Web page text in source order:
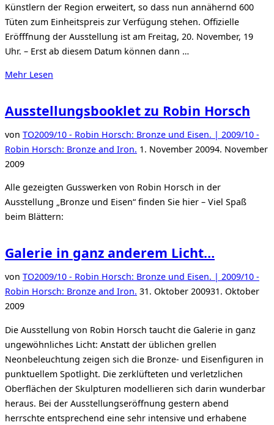
Künstlern der Region erweitert, so dass nun annähernd 600
Tüten zum Einheitspreis zur Verfügung stehen. Offizielle
Eröfffnung der Ausstellung ist am Freitag, 20. November, 19
Uhr. – Erst ab diesem Datum können dann …
Mehr über
09/09
online
gestartet“
Lesen
Ausstellungsbooklet zu Robin Horsch
von TO2009/10 - Robin Horsch: Bronze und Eisen. | 2009/10 -
Robin Horsch: Bronze and Iron. Veröffentlicht
1. November 20094. November
2009
Alle gezeigten Gusswerken von Robin Horsch in der
Ausstellung „Bronze und Eisen“ finden Sie hier – Viel Spaß
beim Blättern:
Galerie in ganz anderem Licht…
von TO2009/10 - Robin Horsch: Bronze und Eisen. | 2009/10 -
Robin Horsch: Bronze and Iron. Veröffentlicht
31. Oktober 200931. Oktober
2009
Die Ausstellung von Robin Horsch taucht die Galerie in ganz
ungewöhnliches Licht: Anstatt der üblichen grellen
Neonbeleuchtung zeigen sich die Bronze- und Eisenfiguren in
punktuellem Spotlight. Die zerklüfteten und verletzlichen
Oberflächen der Skulpturen modellieren sich darin wunderbar
heraus. Bei der Ausstellungseröffnung gestern abend
herrschte entsprechend eine sehr intensive und erhabene